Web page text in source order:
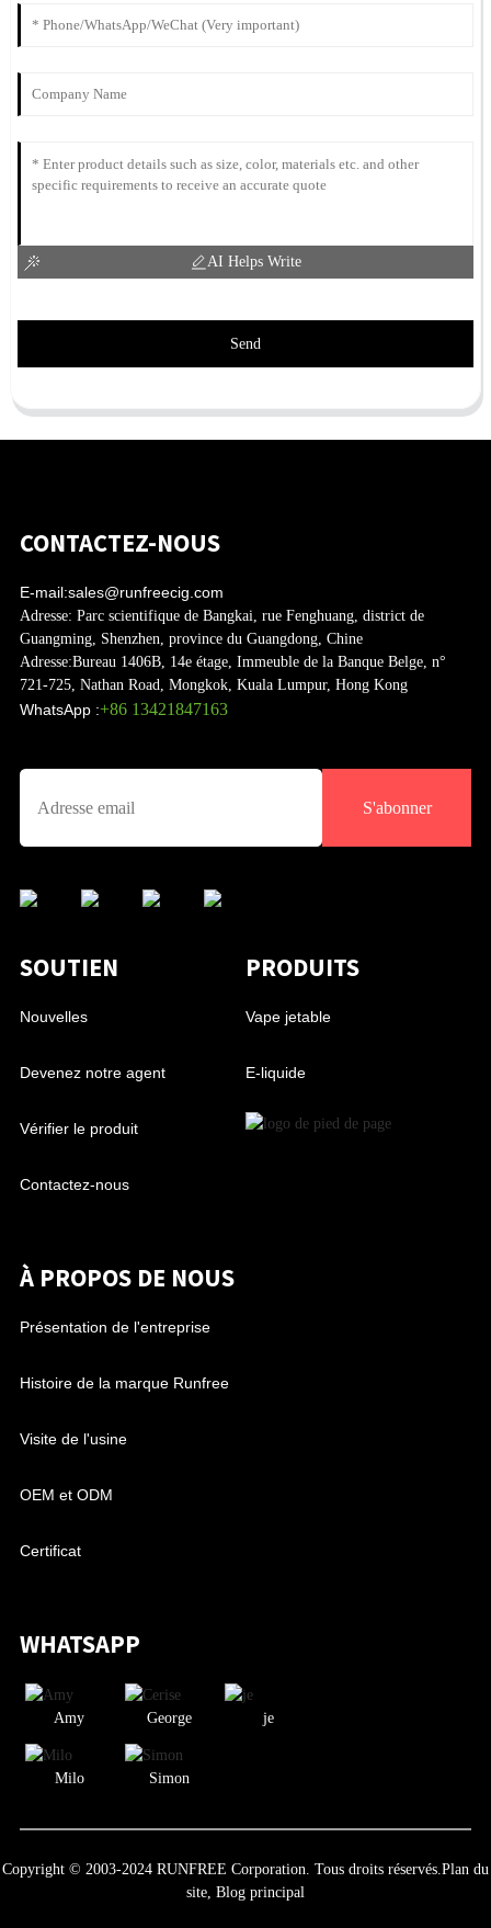
AI Helps Write
Send
CONTACTEZ-NOUS
E-mail:sales@runfreecig.com
Adresse: Parc scientifique de Bangkai, rue Fenghuang, district de
Guangming, Shenzhen, province du Guangdong, Chine
Adresse:Bureau 1406B, 14e étage, Immeuble de la Banque Belge, n°
721-725, Nathan Road, Mongkok, Kuala Lumpur, Hong Kong
WhatsApp :+86 13421847163
S'abonner
SOUTIEN
Nouvelles
Devenez notre agent
Vérifier le produit
Contactez-nous
PRODUITS
Vape jetable
E-liquide
À PROPOS DE NOUS
Présentation de l'entreprise
Histoire de la marque Runfree
Visite de l'usine
OEM et ODM
Certificat
WHATSAPP
Amy George je
Milo Simon
Copyright © 2003-2024 RUNFREE Corporation. Tous droits réservés.Plan du
site, Blog principal